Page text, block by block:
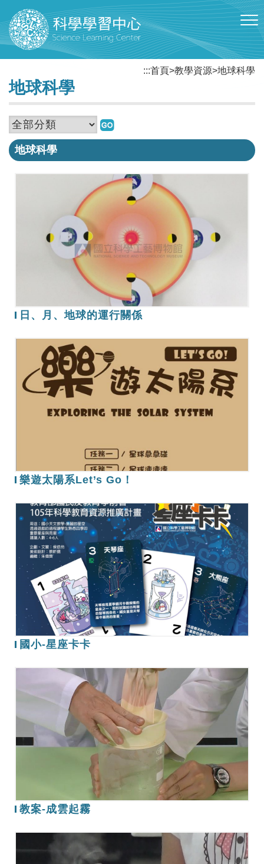
地球科學
:::首頁>教學資源>地球科學
地球科學
日、
月、
球
的
運
行
關
係
日、月、地球的運行關係
太
陽
系
樂遊太陽系Let’s Go！
國
小-
星
座
卡
國小-星座卡卡
教
案-
成
雲
起
教案-成雲起霧
教